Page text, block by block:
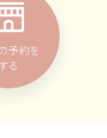
予約を
する